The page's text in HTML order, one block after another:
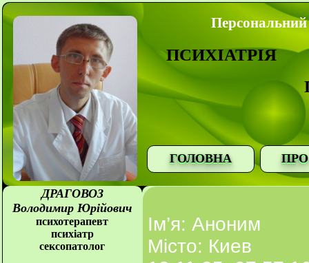
ПСИХІАТРІЯ
ГОЛОВНА
ДРАГОВОЗ
Володимир Юрійович
психотерапевт
психіатр
сексопатолог
Ім’я: Аноним
Місто: Киев